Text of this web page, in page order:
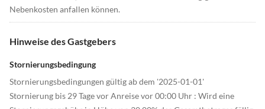
Nebenkosten anfallen können.
Hinweise des Gastgebers
Stornierungsbedingung
Stornierungsbedingungen gültig ab dem '2025-01-01'
Stornierung bis 29 Tage vor Anreise vor 00:00 Uhr : Wird eine